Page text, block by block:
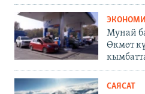
Мунай
Өкмөт
САЯСАТ